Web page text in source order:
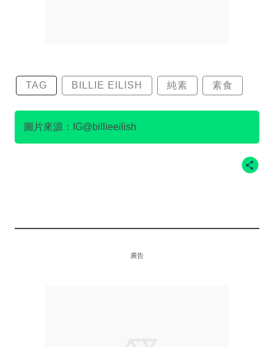
TAG BILLIE EILISH 純素 素食
圖片來源：IG@billieeilish
廣告